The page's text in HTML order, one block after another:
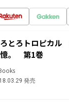
とろトロピカル
。 第1巻
発売